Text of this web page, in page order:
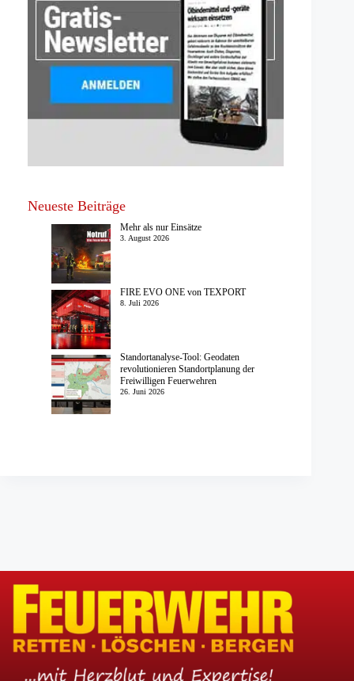
Neueste Beiträge
Mehr als nur Einsätze
3. August 2026
FIRE EVO ONE von TEXPORT
8. Juli 2026
Standortanalyse-Tool: Geodaten
revolutionieren Standortplanung der
Freiwilligen Feuerwehren
26. Juni 2026